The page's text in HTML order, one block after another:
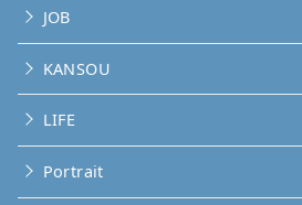
JOB
KANSOU
LIFE
Portrait